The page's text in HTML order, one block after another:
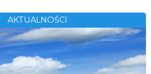
AKTUALNOŚCI